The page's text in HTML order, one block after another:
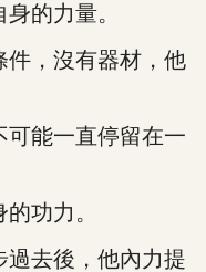
的力量。
，沒有器材，他
能一直停留在一
功力。
去後，他內力提